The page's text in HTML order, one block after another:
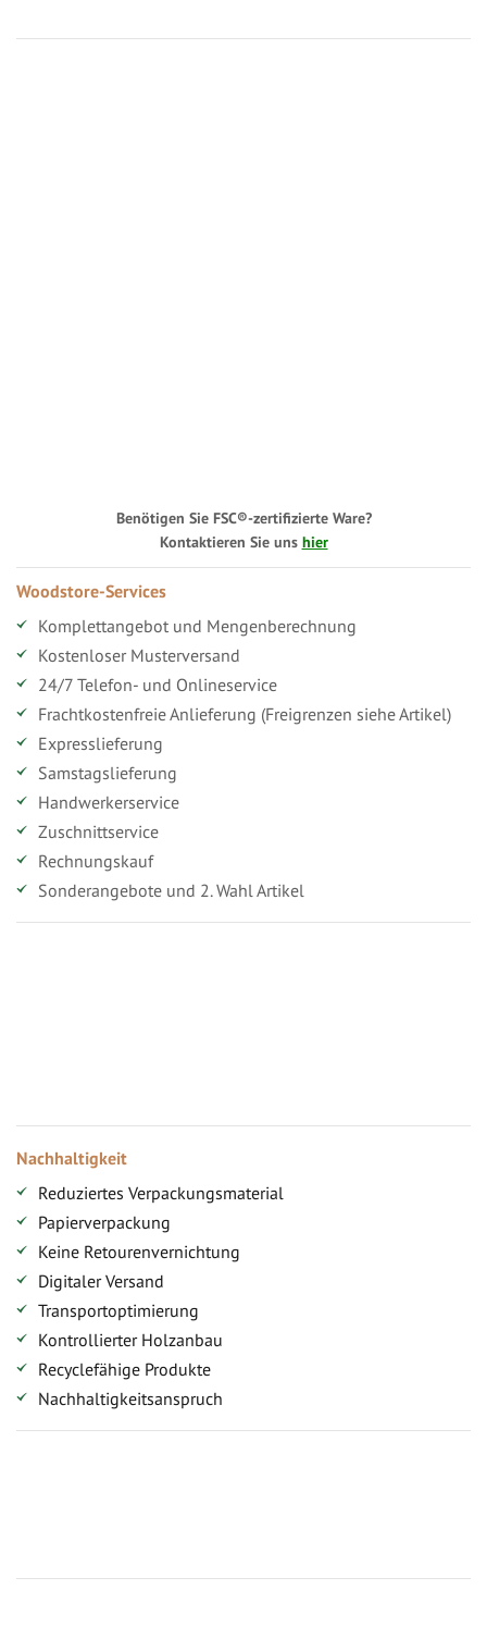
Benötigen Sie FSC®-zertifizierte Ware?
Kontaktieren Sie uns hier
Woodstore-Services
Komplettangebot und Mengenberechnung
Kostenloser Musterversand
24/7 Telefon- und Onlineservice
Frachtkostenfreie Anlieferung (Freigrenzen siehe Artikel)
Expresslieferung
Samstagslieferung
Handwerkerservice
Zuschnittservice
Rechnungskauf
Sonderangebote und 2. Wahl Artikel
Nachhaltigkeit
Reduziertes Verpackungsmaterial
Papierverpackung
Keine Retourenvernichtung
Digitaler Versand
Transportoptimierung
Kontrollierter Holzanbau
Recyclefähige Produkte
Nachhaltigkeitsanspruch